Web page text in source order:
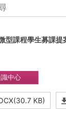
型課程學生募課提
中心
KB)